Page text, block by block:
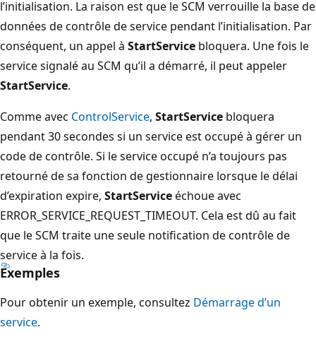
l’initialisation. La raison est que le SCM verrouille la base de
données de contrôle de service pendant l’initialisation. Par
conséquent, un appel à StartService bloquera. Une fois le
service signalé au SCM qu’il a démarré, il peut appeler
StartService.
Comme avec ControlService, StartService bloquera
pendant 30 secondes si un service est occupé à gérer un
code de contrôle. Si le service occupé n’a toujours pas
retourné de sa fonction de gestionnaire lorsque le délai
d’expiration expire, StartServiceéchoue avec
ERROR_SERVICE_REQUEST_TIMEOUT. Cela est dû au fait
que le SCM traite une seule notification de contrôle de
service à la fois.
Exemples
Pour obtenir un exemple, consultez Démarrage d’un
service.